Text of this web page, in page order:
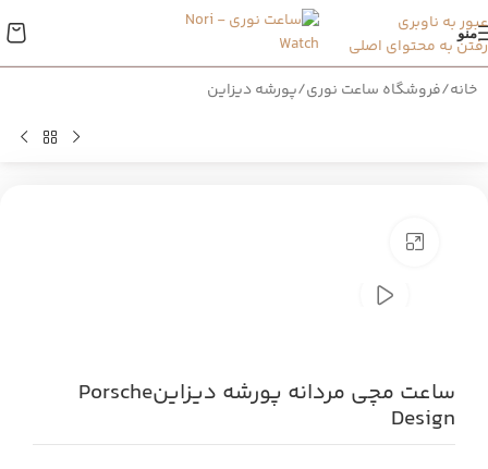
عبور به ناوبری
رفتن به محتوای اصلی
منو
خانه/فروشگاه ساعت نوری/پورشه دیزاین
ساعت مچی مردانه پورشه دیزاینPorsche
Design